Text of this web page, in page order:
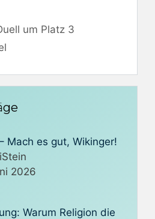
um Platz 3
Mach es gut, Wikinger!
2026
Warum Religion die